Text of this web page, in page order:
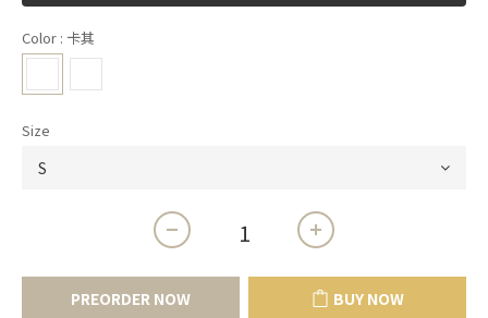
Color : 卡其
Size
PREORDER NOW BUY NOW